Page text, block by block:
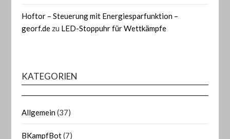
Hoftor – Steuerung mit Energiesparfunktion –
georf.de zu LED-Stoppuhr für Wettkämpfe
KATEGORIEN
Allgemein(37)
BKampfBot(7)